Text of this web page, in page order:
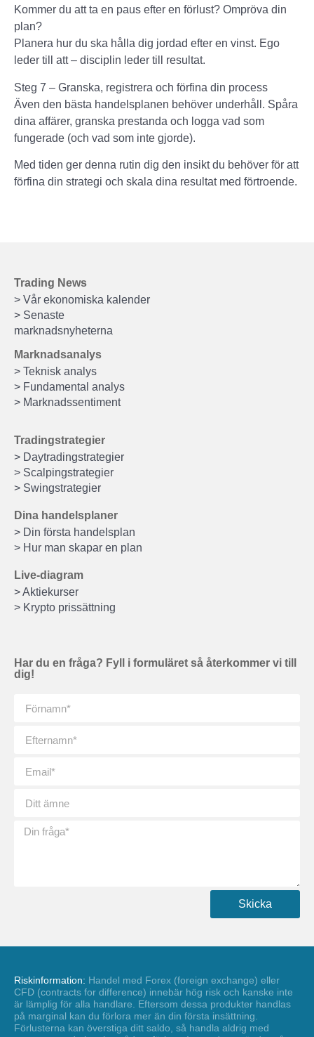
Kommer du att ta en paus efter en förlust? Ompröva din
plan?
Planera hur du ska hålla dig jordad efter en vinst. Ego
leder till att – disciplin leder till resultat.
Steg 7 – Granska, registrera och förfina din process
Även den bästa handelsplanen behöver underhåll. Spåra
dina affärer, granska prestanda och logga vad som
fungerade (och vad som inte gjorde).
Med tiden ger denna rutin dig den insikt du behöver för att
förfina din strategi och skala dina resultat med förtroende.
Trading News
> Vår ekonomiska kalender
> Senaste
marknadsnyheterna
Marknadsanalys
> Teknisk analys
> Fundamental analys
> Marknadssentiment
Tradingstrategier
> Daytradingstrategier
> Scalpingstrategier
> Swingstrategier
Dina handelsplaner
> Din första handelsplan
> Hur man skapar en plan
Live-diagram
> Aktiekurser
> Krypto prissättning
Har du en fråga? Fyll i formuläret så återkommer vi till
dig!
Skicka
Riskinformation: Handel med Forex (foreign exchange) eller
CFD (contracts for difference) innebär hög risk och kanske inte
är lämplig för alla handlare. Eftersom dessa produkter handlas
på marginal kan du förlora mer än din första insättning.
Förlusterna kan överstiga ditt saldo, så handla aldrig med